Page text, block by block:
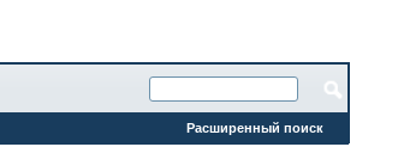
Расширенный поиск